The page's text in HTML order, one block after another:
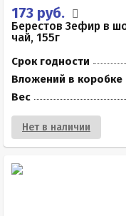
173 руб.
Берестов Зефир в
чай, 155г
Срок годности
Вложений в коробке
Вес
Нет в наличии